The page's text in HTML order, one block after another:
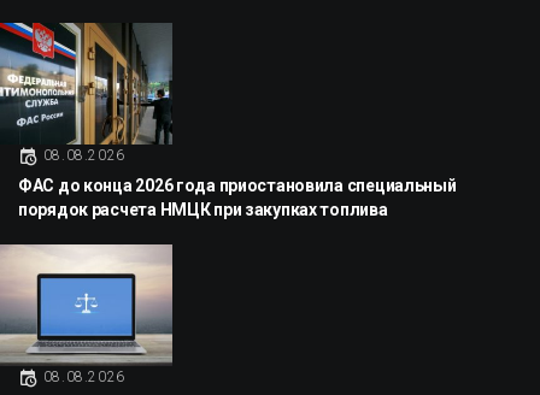
08.08.2026
ФАС до конца 2026 года приостановила специальный
порядок расчета НМЦК при закупках топлива
08.08.2026